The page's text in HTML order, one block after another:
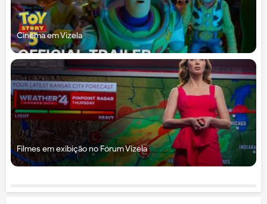
Cinema em Vizela
Filmes em exibição no Fórum Vizela